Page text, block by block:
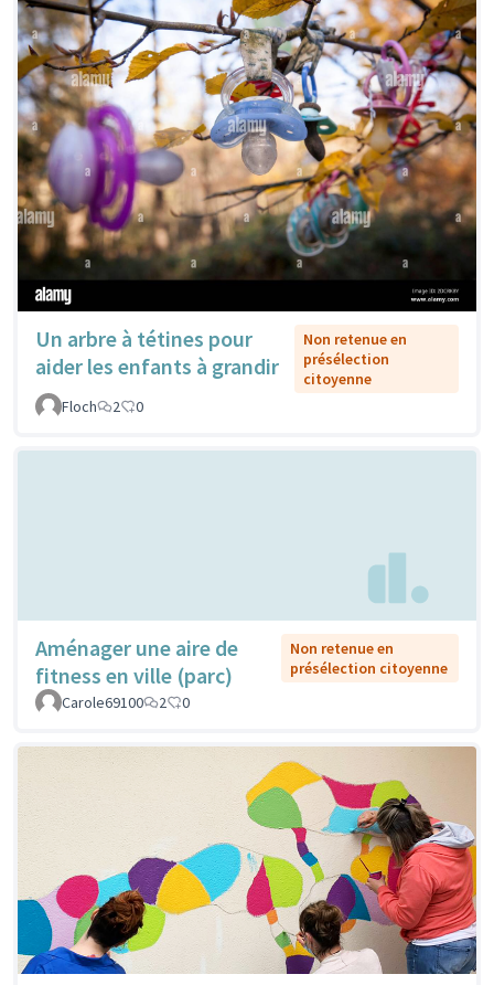
Un arbre à tétines pour
aider les enfants à grandir
Non retenue en
présélection
citoyenne
Floch
2 0
Aménager une aire de
fitness en ville (parc)
Non retenue en
présélection citoyenne
Carole69100
2 0